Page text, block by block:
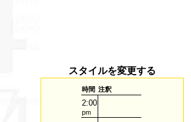
スタイルを変更する
時間 注釈
2:00
pm